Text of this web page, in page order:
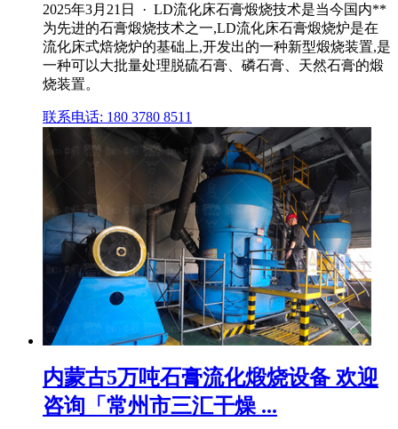
2025年3月21日 · LD流化床石膏煅烧技术是当今国内**
为先进的石膏煅烧技术之一,LD流化床石膏煅烧炉是在
流化床式焙烧炉的基础上,开发出的一种新型煅烧装置,是
一种可以大批量处理脱硫石膏、磷石膏、天然石膏的煅
烧装置。
联系电话: 180 3780 8511
内蒙古5万吨石膏流化煅烧设备 欢迎
咨询「常州市三汇干燥 ...